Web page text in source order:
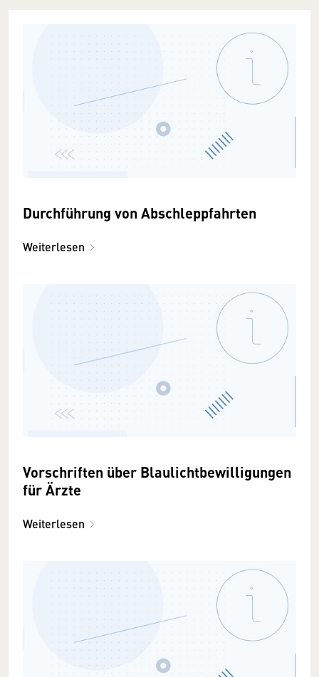
Durchführung von Abschleppfahrten
Weiterlesen
Vorschriften über Blaulichtbewilligungen
für Ärzte
Weiterlesen